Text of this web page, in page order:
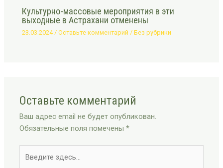
Культурно-массовые мероприятия в эти
выходные в Астрахани отменены
23.03.2024 /Оставьте комментарий /Без рубрики
Оставьте комментарий
Ваш адрес email не будет опубликован.
Обязательные поля помечены*
здесь...